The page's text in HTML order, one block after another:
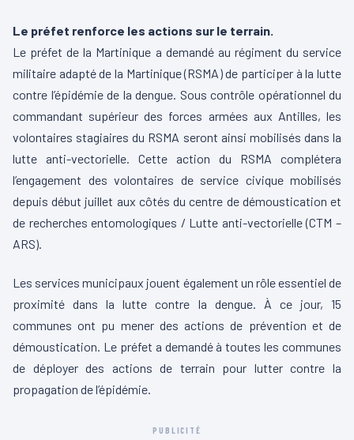
Le préfet renforce les actions sur le terrain.
Le préfet de la Martinique a demandé au régiment du service
militaire adapté de la Martinique (RSMA) de participer à la lutte
contre l’épidémie de la dengue. Sous contrôle opérationnel du
commandant supérieur des forces armées aux Antilles, les
volontaires stagiaires du RSMA seront ainsi mobilisés dans la
lutte anti-vectorielle. Cette action du RSMA complétera
l’engagement des volontaires de service civique mobilisés
depuis début juillet aux côtés du centre de démoustication et
de recherches entomologiques / Lutte anti-vectorielle (CTM –
ARS).
Les services municipaux jouent également un rôle essentiel de
proximité dans la lutte contre la dengue. À ce jour, 15
communes ont pu mener des actions de prévention et de
démoustication. Le préfet a demandé à toutes les communes
de déployer des actions de terrain pour lutter contre la
propagation de l’épidémie.
PUBLICITÉ